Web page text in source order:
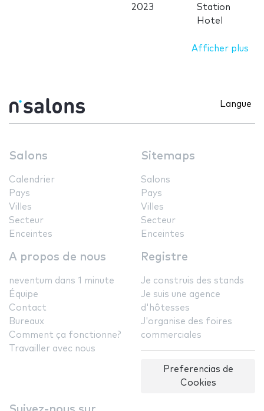
2023
Station
Hotel
Afficher plus
Langue
Salons
Calendrier
Pays
Villes
Secteur
Enceintes
Sitemaps
Salons
Pays
Villes
Secteur
Enceintes
A propos de nous
neventum dans 1 minute
Équipe
Contact
Bureaux
Comment ça fonctionne?
Travailler avec nous
Registre
Je construis des stands
Je suis une agence
d'hôtesses
J'organise des foires
commerciales
Preferencias de
Cookies